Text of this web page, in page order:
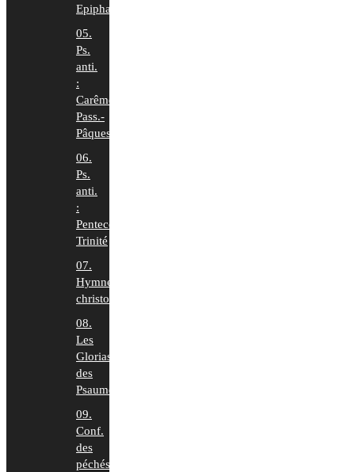
Epiphanie
05.
Ps.
anti.
:
Carême-
Pass.-
Pâques
06.
Ps.
anti.
:
Pentecôte-
Trinité
07.
Hymnes
christologiques
08.
Les
Glorias
des
Psaumes
09.
Conf.
des
péchés